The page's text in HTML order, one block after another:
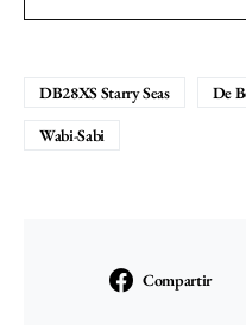
DB28XS Starry Seas De
Wabi-Sabi
Compartir